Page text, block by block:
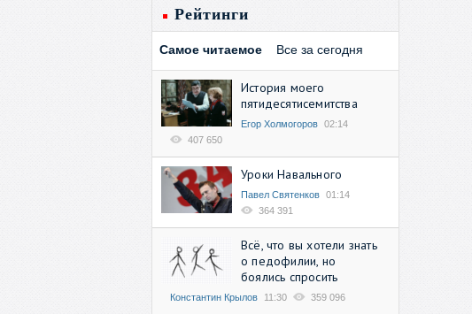
Рейтинги
Самое читаемое Все за сегодня
История моего
пятидесятисемитства
Егор Холмогоров 02:14
407 650
Уроки Навального
Павел Святенков 01:14
364 391
Всё, что вы хотели знать
о педофилии, но
боялись спросить
Константин Крылов 11:30 359 096